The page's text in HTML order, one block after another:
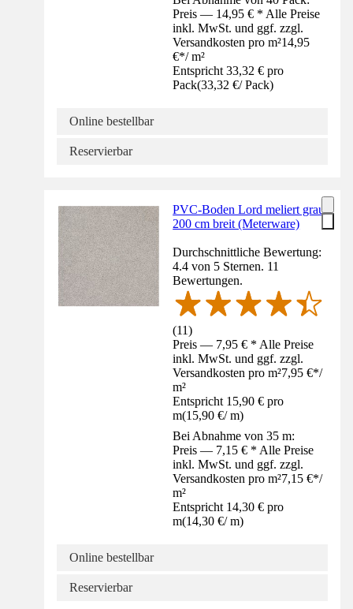
Preis — 14,95 € * Alle Preise
inkl. MwSt. und ggf. zzgl.
Versandkosten pro m²14,95
€*/ m²
Entspricht 33,32 € pro
Pack(33,32 €/ Pack)
Online bestellbar
Reservierbar
PVC-Boden Lord meliert grau
200 cm breit (Meterware)
Durchschnittliche Bewertung:
4.4 von 5 Sternen. 11
Bewertungen.
(11)
Preis — 7,95 € * Alle Preise
inkl. MwSt. und ggf. zzgl.
Versandkosten pro m²7,95 €*/
m²
Entspricht 15,90 € pro
m(15,90 €/ m)
Bei Abnahme von 35 m:
Preis — 7,15 € * Alle Preise
inkl. MwSt. und ggf. zzgl.
Versandkosten pro m²7,15 €*/
m²
Entspricht 14,30 € pro
m(14,30 €/ m)
Online bestellbar
Reservierbar